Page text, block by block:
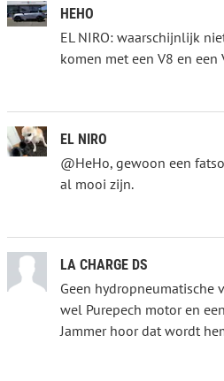
HEHO
EL NIRO: waarschijnlijk
komen met een V8 en een
EL NIRO
@HeHo, gewoon een
al mooi zijn.
LA CHARGE DS
Geen hydropneumatische
wel Purepech motor en
Jammer hoor dat wordt